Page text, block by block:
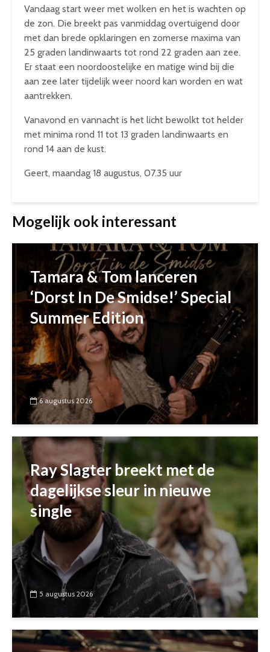
Vandaag start weer met wolken en het is wachten op
de zon. Die breekt pas vanmiddag overtuigend door
met dan brede opklaringen en zomerse maxima van
25 graden landinwaarts tot rond 22 graden aan zee.
Er staat een noordoostelijke en matige wind bij die
aan zee later tijdelijk weer noord kan worden en wat
aantrekken.
Vanavond en vannacht is het licht bewolkt tot helder
met minima rond 11 tot 13 graden landinwaarts en
rond 14 aan de kust.
Geert, maandag 18 augustus, 07.35 uur
Mogelijk ook interessant
Tamara & Tom lanceren
‘Dorst In De Smidse!’ Special
Summer Edition
6 augustus 2026
Ray Slagter breekt met de
dagelijkse sleur in nieuwe
single
5 augustus 2026